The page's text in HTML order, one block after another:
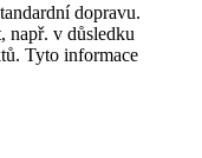
dopravu.
např. v důsledku
Tyto informace